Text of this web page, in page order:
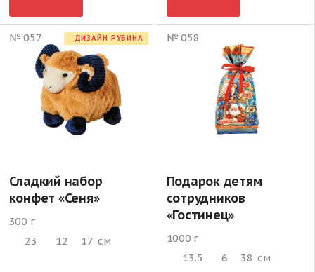
№ 057 ДИЗАЙН РУБИНА
Сладкий набор
конфет «Сеня»
300 г
23
12 17 см
№ 058
Подарок детям
сотрудников
«Гостинец»
1000 г
13.5
6 38 см